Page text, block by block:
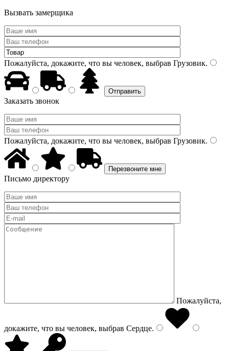
Вызвать замерщика
Пожалуйста, докажите, что вы человек, выбрав Грузовик.
Заказать звонок
Пожалуйста, докажите, что вы человек, выбрав Грузовик.
Письмо директору
Пожалуйста,
докажите, что вы человек, выбрав Сердце.